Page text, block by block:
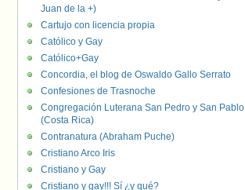
Juan de la +)
Cartujo con licencia propia
Católico y Gay
Católico+Gay
Concordia, el blog de Oswaldo Gallo Serrato
Confesiones de Trasnoche
Congregación Luterana San Pedro y San Pablo
(Costa Rica)
Contranatura (Abraham Puche)
Cristiano Arco Iris
Cristiano y Gay
Cristiano y gay!!! Sí ¿y qué?